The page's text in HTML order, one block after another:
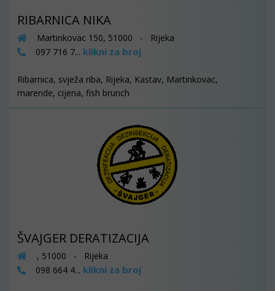
RIBARNICA NIKA
Martinkovac 150, 51000 - Rijeka
097 716 7... klikni za broj
Ribarnica, svježa riba, Rijeka, Kastav, Martinkovac,
marende, cijena, fish brunch
ŠVAJGER DERATIZACIJA
, 51000 - Rijeka
098 664 4... klikni za broj